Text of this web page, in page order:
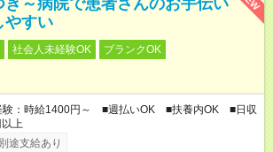
き～病院で患者さんのお手伝い
やすい
社会人未経験OK
ブランクOK
験：時給1400円～ ■週払いOK ■扶養内OK ■日収
上
途支給あり